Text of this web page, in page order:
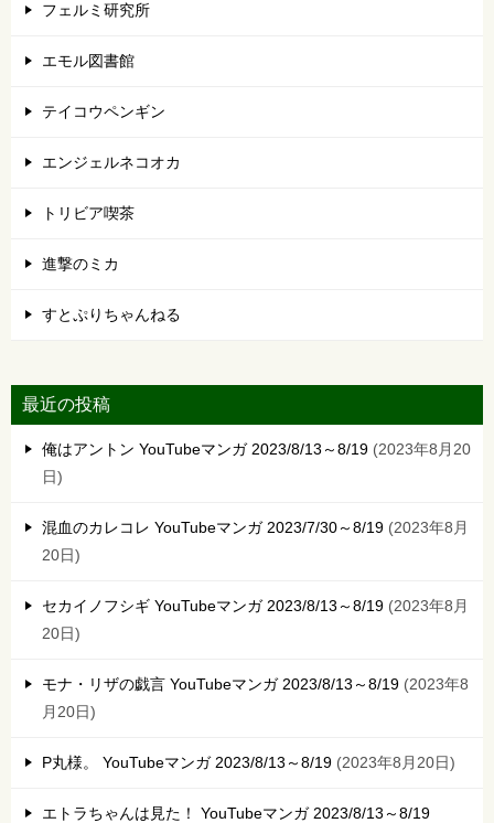
フェルミ研究所
エモル図書館
テイコウペンギン
エンジェルネコオカ
トリビア喫茶
進撃のミカ
すとぷりちゃんねる
最近の投稿
俺はアントン YouTubeマンガ 2023/8/13～8/19
2023年8月20
日
混血のカレコレ YouTubeマンガ 2023/7/30～8/19
2023年8月
20日
セカイノフシギ YouTubeマンガ 2023/8/13～8/19
2023年8月
20日
モナ・リザの戯言 YouTubeマンガ 2023/8/13～8/19
2023年8
月20日
P丸様。 YouTubeマンガ 2023/8/13～8/19 2023年8月20日
エトラちゃんは見た！ YouTubeマンガ 2023/8/13～8/19